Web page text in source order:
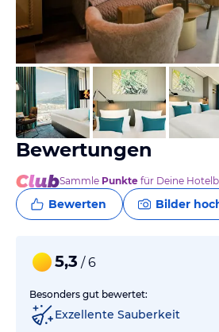
von Expedia
Bewertungen
Sammle Punkte für Deine
Bewerten Bilder
5,3 / 6
Besonders gut bewertet:
Exzellente Sauberkeit